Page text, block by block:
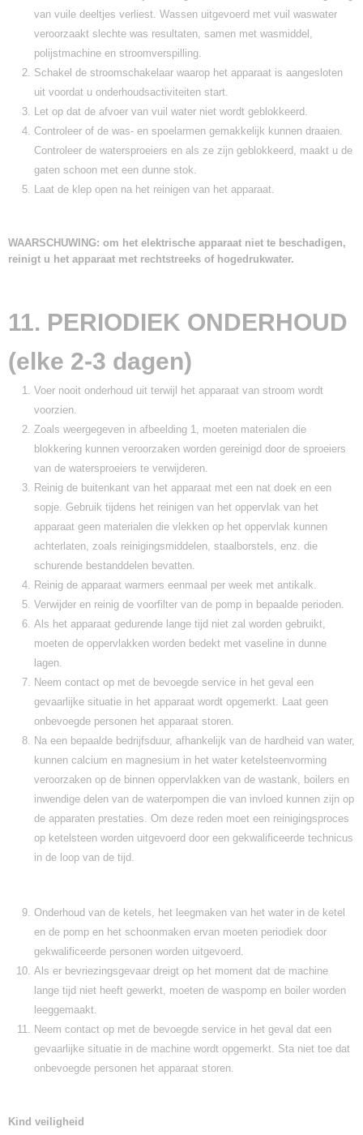
van vuile deeltjes verliest. Wassen uitgevoerd met vuil waswater
veroorzaakt slechte was resultaten, samen met wasmiddel,
polijstmachine en stroomverspilling.
Schakel de stroomschakelaar waarop het apparaat is aangesloten
uit voordat u onderhoudsactiviteiten start.
Let op dat de afvoer van vuil water niet wordt geblokkeerd.
Controleer of de was- en spoelarmen gemakkelijk kunnen draaien.
Controleer de watersproeiers en als ze zijn geblokkeerd, maakt u de
gaten schoon met een dunne stok.
Laat de klep open na het reinigen van het apparaat.
WAARSCHUWING: om het elektrische apparaat niet te beschadigen,
reinigt u het apparaat met rechtstreeks of hogedrukwater.
11. PERIODIEK ONDERHOUD
(elke 2-3 dagen)
Voer nooit onderhoud uit terwijl het apparaat van stroom wordt
voorzien.
Zoals weergegeven in afbeelding 1, moeten materialen die
blokkering kunnen veroorzaken worden gereinigd door de sproeiers
van de watersproeiers te verwijderen.
Reinig de buitenkant van het apparaat met een nat doek en een
sopje. Gebruik tijdens het reinigen van het oppervlak van het
apparaat geen materialen die vlekken op het oppervlak kunnen
achterlaten, zoals reinigingsmiddelen, staalborstels, enz. die
schurende bestanddelen bevatten.
Reinig de apparaat warmers eenmaal per week met antikalk.
Verwijder en reinig de voorfilter van de pomp in bepaalde perioden.
Als het apparaat gedurende lange tijd niet zal worden gebruikt,
moeten de oppervlakken worden bedekt met vaseline in dunne
lagen.
Neem contact op met de bevoegde service in het geval een
gevaarlijke situatie in het apparaat wordt opgemerkt. Laat geen
onbevoegde personen het apparaat storen.
Na een bepaalde bedrijfsduur, afhankelijk van de hardheid van water,
kunnen calcium en magnesium in het water ketelsteenvorming
veroorzaken op de binnen oppervlakken van de wastank, boilers en
inwendige delen van de waterpompen die van invloed kunnen zijn op
de apparaten prestaties. Om deze reden moet een reinigingsproces
op ketelsteen worden uitgevoerd door een gekwalificeerde technicus
in de loop van de tijd.
Onderhoud van de ketels, het leegmaken van het water in de ketel
en de pomp en het schoonmaken ervan moeten periodiek door
gekwalificeerde personen worden uitgevoerd.
Als er bevriezingsgevaar dreigt op het moment dat de machine
lange tijd niet heeft gewerkt, moeten de waspomp en boiler worden
leeggemaakt.
Neem contact op met de bevoegde service in het geval dat een
gevaarlijke situatie in de machine wordt opgemerkt. Sta niet toe dat
onbevoegde personen het apparaat storen.
Kind veiligheid